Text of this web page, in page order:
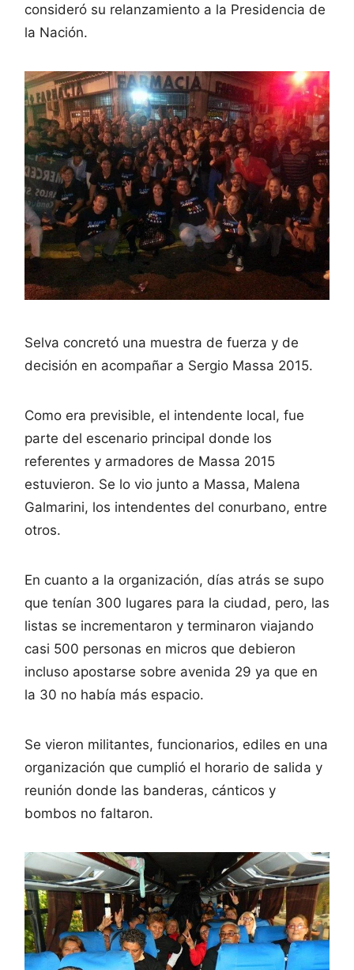
consideró su relanzamiento a la Presidencia de
la Nación.
Selva concretó una muestra de fuerza y de
decisión en acompañar a Sergio Massa 2015.
Como era previsible, el intendente local, fue
parte del escenario principal donde los
referentes y armadores de Massa 2015
estuvieron. Se lo vio junto a Massa, Malena
Galmarini, los intendentes del conurbano, entre
otros.
En cuanto a la organización, días atrás se supo
que tenían 300 lugares para la ciudad, pero, las
listas se incrementaron y terminaron viajando
casi 500 personas en micros que debieron
incluso apostarse sobre avenida 29 ya que en
la 30 no había más espacio.
Se vieron militantes, funcionarios, ediles en una
organización que cumplió el horario de salida y
reunión donde las banderas, cánticos y
bombos no faltaron.